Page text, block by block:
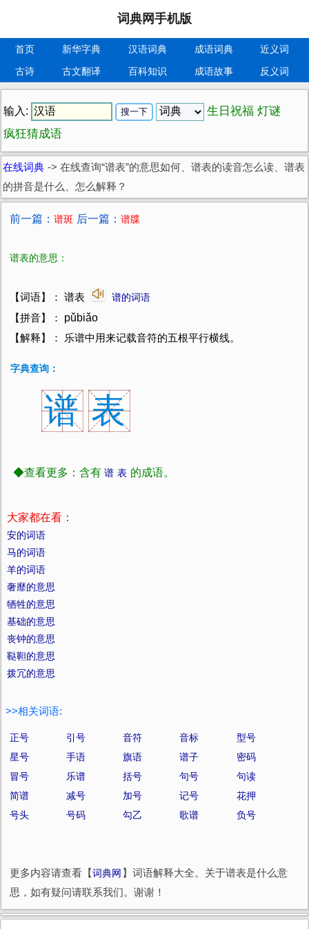
词典网手机版
首页 新华字典 汉语词典 成语词典
近义词
古诗
古文翻译 百科知识 成语故事 反义词
输入: 生日祝福 灯谜
疯狂猜成语
在线词典 -> 在线查询“谱表”的意思如何、谱表的读音怎么读、谱表
的拼音是什么、怎么解释？
前一篇： 谱斑 后一篇： 谱牒
谱表的意思：
【词语】： 谱表
谱的词语
【拼音】： pǔbiǎo
【解释】： 乐谱中用来记载音符的五根平行横线。
字典查询：
谱 表
◆查看更多：含有 谱 表 的成语。
大家都在看：
安的词语
马的词语
羊的词语
奢靡的意思
牺牲的意思
基础的意思
丧钟的意思
鞑靼的意思
拨冗的意思
>>相关词语:
正号 引号 音符 音标
型号
星号
手语 旗语 谱子
密码
冒号
乐谱 括号 句号
句读
简谱
减号 加号 记号
花押
号头
号码 勾乙 歌谱 负号
更多内容请查看【词典网 】词语解释大全。关于谱表是什么意
思，如有疑问请联系我们。谢谢！